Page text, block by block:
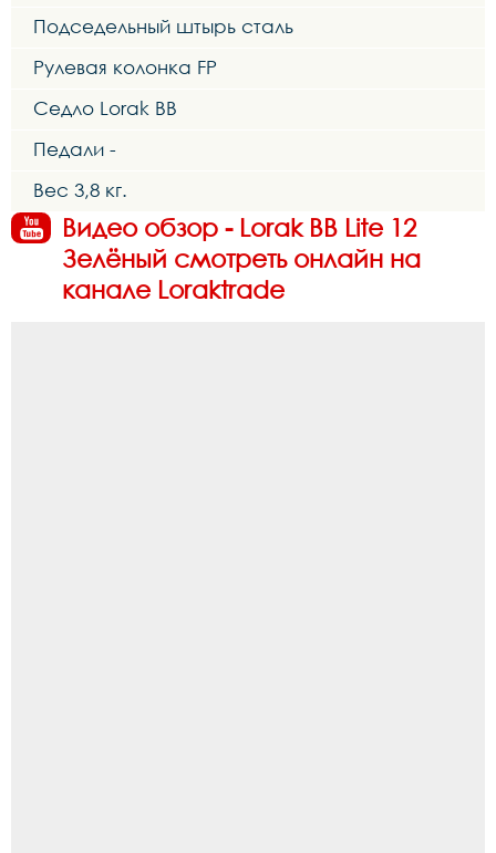
Подседельный штырь сталь
Рулевая колонка FP
Седло Lorak BB
Педали -
Вес 3,8 кг.
Видео обзор - Lorak BB Lite 12
Зелёный смотреть онлайн на
канале Loraktrade